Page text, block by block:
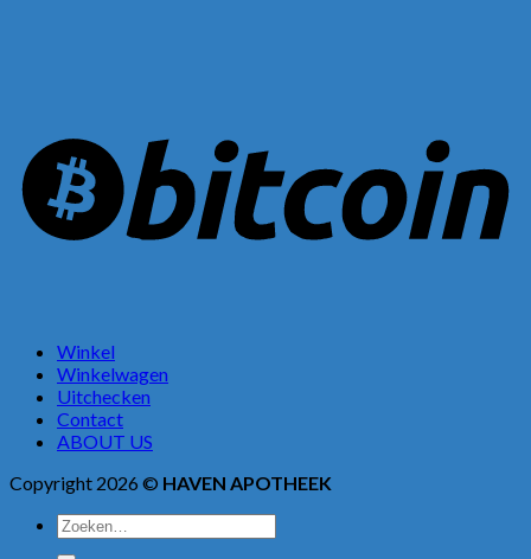
Winkel
Winkelwagen
Uitchecken
Contact
ABOUT US
Copyright 2026 © HAVEN APOTHEEK
Zoeken
naar: